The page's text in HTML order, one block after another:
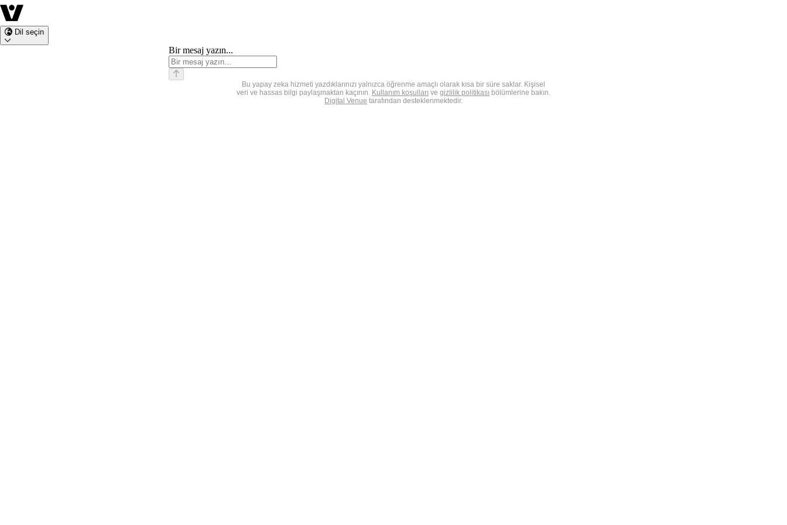
Dil seçin
Bir mesaj yazın...
Bu yapay zeka hizmeti yazdıklarınızı yalnızca öğrenme amaçlı olarak kısa bir süre saklar. Kişisel
veri ve hassas bilgi paylaşmaktan kaçının. Kullanım koşulları ve gizlilik politikası bölümlerine bakın.
Digital Venue tarafından desteklenmektedir.